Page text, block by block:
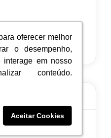
oferecer melhor
o desempenho,
interage em nosso
conteúdo.
Aceitar Cookies
oferecer melhor
o desempenho,
interage em nosso
conteúdo.
Aceitar Cookies